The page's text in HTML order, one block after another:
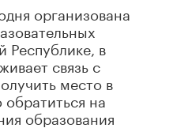
организована
Республике, в
связь с
место в
на
образования